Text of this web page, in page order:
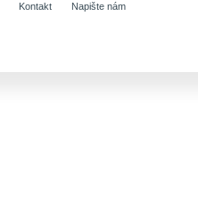
Kontakt Napište nám